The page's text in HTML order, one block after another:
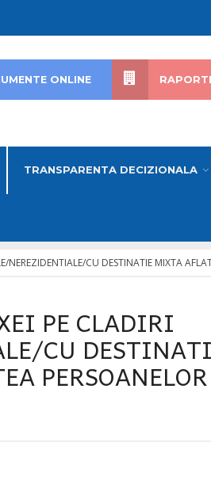
TRANSPARENTA DECIZIONALA
ONLINE
CU DESTINATIE MIXTA
PE CLADIRI
CU
PERSOANELOR